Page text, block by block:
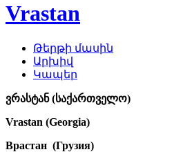
Vrastan
Թերթի մասին
Արխիվ
Կապեր
ვრასტან (საქართველო)
Vrastan (Georgia)
Врастан (Грузия)